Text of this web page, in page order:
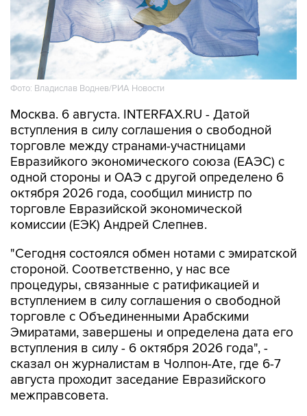
Фото: Владислав Воднев/РИА Новости
Москва. 6 августа. INTERFAX.RU - Датой
вступления в силу соглашения о свободной
торговле между странами-участницами
Евразийкого экономического союза (ЕАЭС) с
одной стороны и ОАЭ с другой определено 6
октября 2026 года, сообщил министр по
торговле Евразийской экономической
комиссии (ЕЭК) Андрей Слепнев.
"Сегодня состоялся обмен нотами с эмиратской
стороной. Соответственно, у нас все
процедуры, связанные с ратификацией и
вступлением в силу соглашения о свободной
торговле с Объединенными Арабскими
Эмиратами, завершены и определена дата его
вступления в силу - 6 октября 2026 года", -
сказал он журналистам в Чолпон-Ате, где 6-7
августа проходит заседание Евразийского
межправсовета.